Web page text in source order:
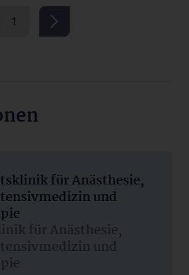
1
für Anästhesie,
und
für Anästhesie,
und